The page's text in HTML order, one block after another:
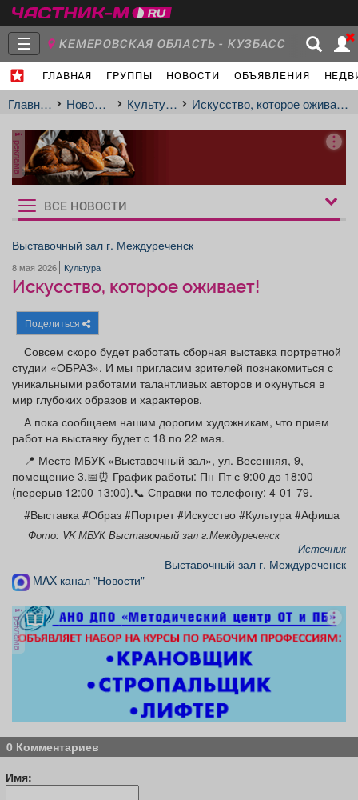
☰ КЕМЕРОВСКАЯ ОБЛАСТЬ - КУЗБАСС
ГЛАВНАЯ ГРУППЫ НОВОСТИ ОБЪЯВЛЕНИЯ
Главная
Группы
Объявления Недвижимость Услуги
Работа Компании
Афиша Обучение Проекты
Товары Поздравления Погода
Главная Новости Культура Искусство, которое оживает!
реклама
Рукбрики
новостей
ВСЕ НОВОСТИ
Выставочный зал г. Междуреченск
8 мая 2026 Культура
Искусство, которое оживает!
Поделиться
Совсем скоро будет работать сборная выставка портретной
студии «ОБРАЗ». И мы пригласим зрителей познакомиться с
уникальными работами талантливых авторов и окунуться в
мир глубоких образов и характеров.
А пока сообщаем нашим дорогим художникам, что прием
работ на выставку будет с 18 по 22 мая.
📍 Место МБУК «Выставочный зал», ул. Весенняя, 9,
помещение 3.📅⏰ График работы: Пн-Пт с 9:00 до 18:00
(перерыв 12:00-13:00).📞 Справки по телефону: 4-01-79.
#Выставка #Образ #Портрет #Искусство #Культура #Афиша
Фото: VK МБУК Выставочный зал г.Междуреченск
Источник
Выставочный зал г. Междуреченск
MAX-канал "Новости"
реклама
0 Комментариев
Имя: